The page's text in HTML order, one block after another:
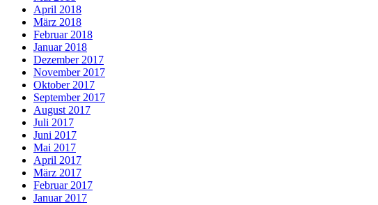
April 2018
März 2018
Februar 2018
Januar 2018
Dezember 2017
November 2017
Oktober 2017
September 2017
August 2017
Juli 2017
Juni 2017
Mai 2017
April 2017
März 2017
Februar 2017
Januar 2017